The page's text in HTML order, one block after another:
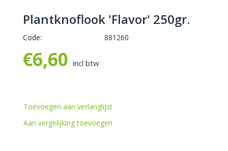
Plantknoflook 'Flavor' 250gr.
Code: 881260
€6,60 incl btw
Toevoegen aan verlanglijst
Aan vergelijking toevoegen